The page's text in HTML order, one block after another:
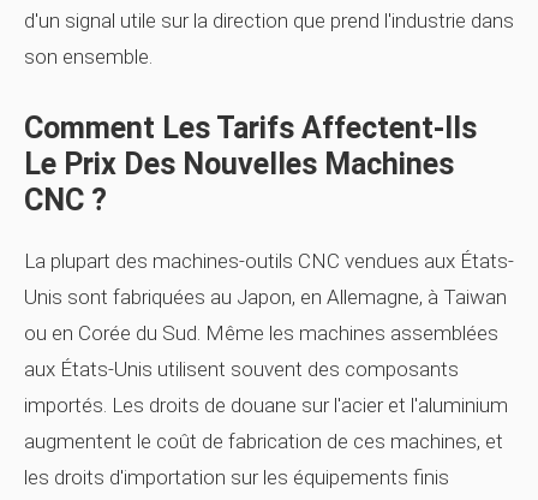
d'un signal utile sur la direction que prend l'industrie dans
son ensemble.
Comment Les Tarifs Affectent-Ils
Le Prix Des Nouvelles Machines
CNC ?
La plupart des machines-outils CNC vendues aux États-
Unis sont fabriquées au Japon, en Allemagne, à Taiwan
ou en Corée du Sud. Même les machines assemblées
aux États-Unis utilisent souvent des composants
importés. Les droits de douane sur l'acier et l'aluminium
augmentent le coût de fabrication de ces machines, et
les droits d'importation sur les équipements finis